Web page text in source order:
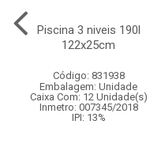
Piscina 3 niveis 190l
122x25cm
Código: 831938
Embalagem: Unidade
Caixa Com: 12 Unidade(s)
Inmetro: 007345/2018
IPI: 13%